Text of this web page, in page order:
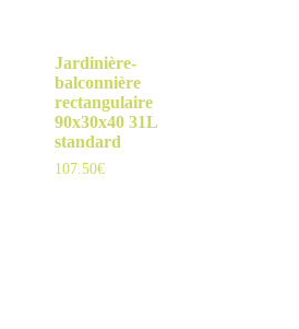
Jardinière-
balconnière
rectangulaire
90x30x40 31L
standard
107.50€